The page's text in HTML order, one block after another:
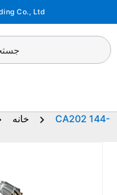
Co., Ltd
خانه
CA202 144-